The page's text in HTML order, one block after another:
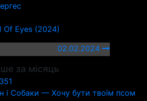
Of Eyes (2024)
02.02.2024
за місяць
351
і Собаки — Хочу бути твоїм псом